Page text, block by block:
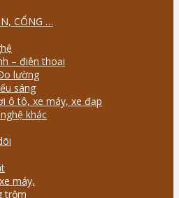
CỔNG …
– điện thoại
lường
sáng
ô tô, xe máy, xe đạp
khác
máy,
trộm